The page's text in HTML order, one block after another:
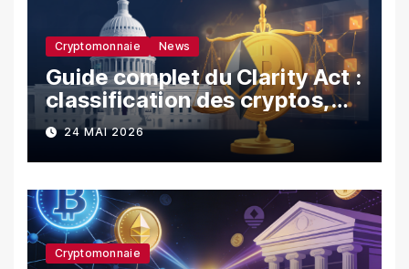
Cryptomonnaie News
Guide complet du Clarity Act :
classification des cryptos,
SEC vs CFTC, et impacts sur
les investisseurs
24 MAI 2026
Cryptomonnaie